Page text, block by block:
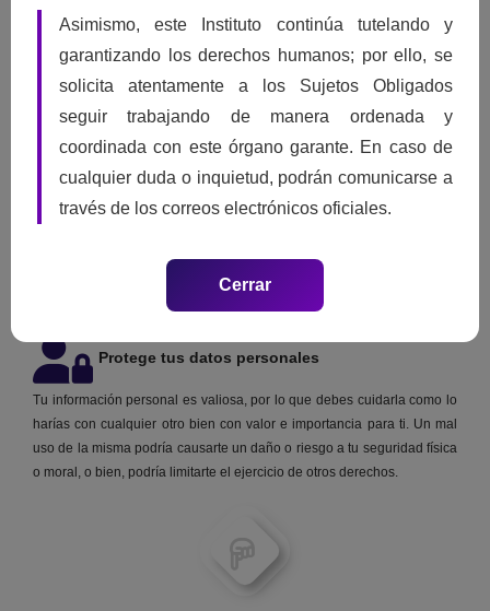
Asimismo, este Instituto continúa tutelando y
garantizando los derechos humanos; por ello, se
solicita atentamente a los Sujetos Obligados
seguir trabajando de manera ordenada y
coordinada con este órgano garante. En caso de
cualquier duda o inquietud, podrán comunicarse a
través de los correos electrónicos oficiales.
Cerrar
No te atendieron interpón un Recurso de Revisión
Tú puedes interponer un recurso de revisión ante el ITAIH por la falta
de respuesta o por inconformarte por la misma, a través de la
Plataforma Nacional de Transparencia , o porescritodescargando el
formato de Recurso de Revisión Protección de Datos Personales .
Protege tus datos personales
Tu información personal es valiosa, por lo que debes cuidarla como lo
harías con cualquier otro bien con valor e importancia para ti. Un mal
uso de la misma podría causarte un daño o riesgo a tu seguridad física
o moral, o bien, podría limitarte el ejercicio de otros derechos.